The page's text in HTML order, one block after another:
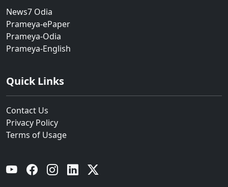
News7 Odia
Prameya-ePaper
Prameya-Odia
Prameya-English
Quick Links
Contact Us
Privacy Policy
Terms of Usage
YouTube Facebook Instagram Linkedin